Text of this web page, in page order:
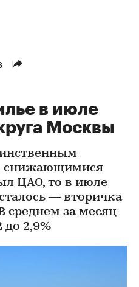
в июле
Москвы
снижающимися
ЦАО, то в июле
— вторичка
среднем за месяц
до 2,9%